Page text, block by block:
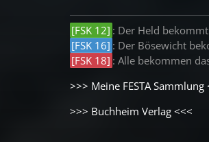
Paul Kane:Sherlock
WEIRD FICTION
Brian Evenson:
Gesang
[FSK 12] : Der Held
[FSK 16] : Der Bösewicht
[FSK 18] : Alle bekommen
>>> Meine FESTA Sammlung
>>> Buchheim Verlag <<<